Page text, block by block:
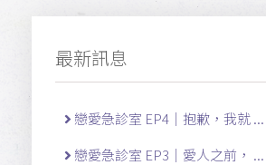
最新訊息
戀愛急診室 EP4｜抱歉，我就 ...
戀愛急診室 EP3｜愛人之前， ...